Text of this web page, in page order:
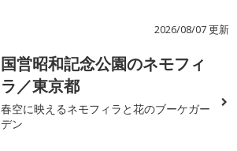
2026/08/07 更新
国営昭和記念公園のネモフィ
ラ／東京都
春空に映えるネモフィラと花のブーケガー
デン